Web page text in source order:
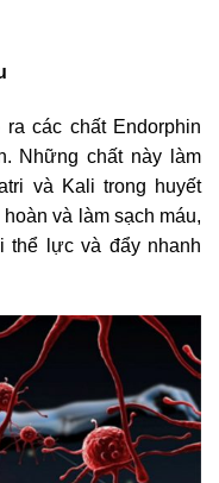
các chất Endorphin
Những chất này làm
và Kali trong huyết
và làm sạch máu,
thể lực và đẩy nhanh